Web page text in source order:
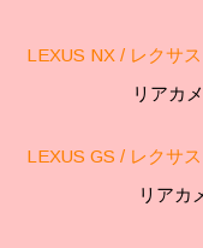
LEXUS NX / レクサ
リアカ
LEXUS GS / レクサ
リアカ